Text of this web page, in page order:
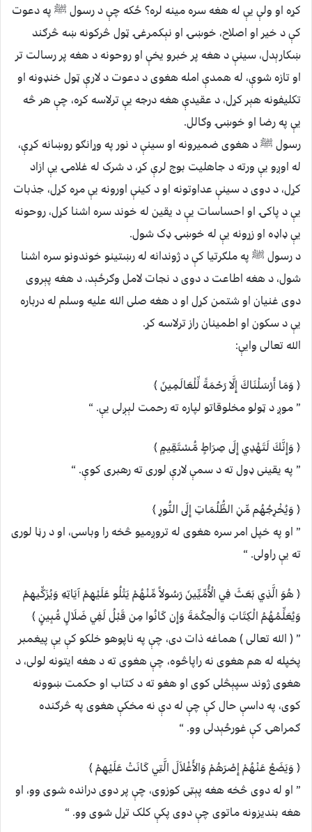
کړه او ولې یې له هغه سره مینه لره؟ ځکه چې د رسول ﷺ په دعوت
کې د خیر او اصلاح، خوښۍ او نېکمرغۍ ټول څرکونه ښه څرګند
ښکارېدل، سینې د هغه پر خبرو یخې او روحونه د هغه پر رسالت تر
او تازه شوې، له همدې امله هغوی د دعوت د لارې ټول خنډونه او
تکلیفونه هېر کړل، د عقیدې هغه درجه یې ترلاسه کړه، چې هر څه
یې په رضا او خوښۍ وګالل.
رسول ﷺ د هغوی ضمیرونه او سینې د نور په وړانګو روښانه کړې،
له اوږو یې ورته د جاهلیت بوج لرې کړ، د شرک له غلامۍ یې ازاد
کړل، د دوی د سینې عداوتونه او د کینې اورونه یې مړه کړل، جذبات
یې د پاکۍ او احساسات یې د یقین له خوند سره اشنا کړل، روحونه
یې ډاډه او زړونه یې له خوښۍ ډک شول.
د رسول ﷺ په ملګرتیا کې د ژوندانه له رښتینو خوندونو سره اشنا
شول، د هغه اطاعت د دوی د نجات لامل وګرځېد، د هغه پېروی
دوی غنیان او شتمن کړل او د هغه صلی الله علیه وسلم له درباره
یې د سکون او اطمینان راز ترلاسه کړ.
الله تعالی وایې:
﴿ وَمَا أَرْسَلْنَاكَ إِلَّا رَحْمَةً لِّلْعَالَمِينَ ﴾
” موږ د ټولو مخلوقاتو لپاره ته رحمت لېږلی یې. “
﴿ وَإِنَّكَ لَتَهْدِي إِلَى صِرَاطٍ مُّسْتَقِيمٍ ﴾
” په یقینی ډول ته د سمې لارې لوری ته رهبری کوې. “
﴿ وَيُخْرِجُهُم مِّنِ الظُّلُمَاتِ إِلَى النُّورِ ﴾
” او په خپل امر سره هغوی له تروږمیو څخه را وباسی، او د رڼا لوری
ته یې راولی. “
﴿ هُوَ الَّذِي بَعَثَ فِي الْأُمِّيِّينَ رَسُولاً مِّنْهُمْ يَتْلُو عَلَيْهِمْ آيَاتِهِ وَيُزَكِّيهِمْ
وَيُعَلِّمُهُمُ الْكِتَابَ وَالْحِكْمَةَ وَإِن كَانُوا مِن قَبْلُ لَفِي ضَلَالٍ مُّبِينٍ ﴾
” ( الله تعالی ) هماغه ذات دی، چې په ناپوهو خلکو کې یې پیغمبر
پخپله له هم هغوی نه راپاڅوه، چې هغوی ته د هغه ایتونه لولی، د
هغوی ژوند سپېڅلی کوی او هغو ته د کتاب او حکمت ښوونه
کوی، په داسې حال کې چې له دې نه مخکې هغوی په څرګنده
ګمراهۍ کې غورځېدلی وو. “
﴿ وَيَضَعُ عَنْهُمْ إِصْرَهُمْ وَالأَغْلاَلَ الَّتِي كَانَتْ عَلَيْهِمْ ﴾
” او له دوی څخه هغه پېټی کوزوی، چې پر دوی درانده شوی وو، او
هغه بندیزونه ماتوی چې دوی پکې کلک تړل شوی وو. “